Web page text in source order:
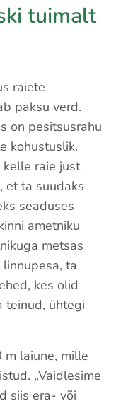
tuimalt
raiete
paksu verd.
on pesitsusrahu
kohustuslik.
raie just
et ta suudaks
seaduses
ametniku
metsas
ta
kes olid
teinud, ühtegi
laiune, mille
„Vaidlesime
siis era- või